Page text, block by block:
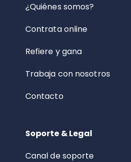
¿Quiénes somos?
Contrata online
Refiere y gana
Trabaja con nosotros
Contacto
Soporte & Legal
Canal de soporte